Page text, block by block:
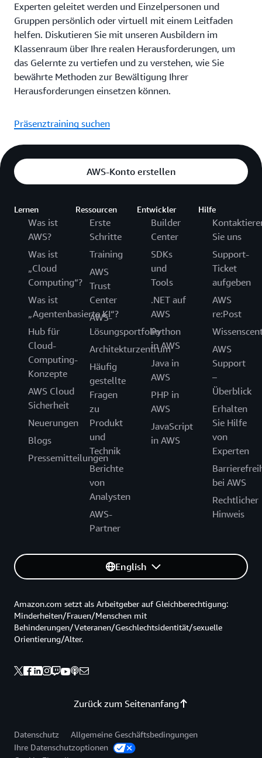
Experten geleitet werden und Einzelpersonen und
Gruppen persönlich oder virtuell mit einem Leitfaden
helfen. Diskutieren Sie mit unseren Ausbildern im
Klassenraum über Ihre realen Herausforderungen, um
das Gelernte zu vertiefen und zu verstehen, wie Sie
bewährte Methoden zur Bewältigung Ihrer
Herausforderungen einsetzen können.
Präsenztraining suchen
AWS-Konto erstellen
Lernen
Was ist
AWS?
Was ist
„Cloud
Computing“?
Was ist
„Agentenbasierte KI“?
Hub für
Cloud-
Computing-
Konzepte
AWS Cloud
Sicherheit
Neuerungen
Blogs
Pressemitteilungen
Ressourcen
Erste
Schritte
Training
AWS
Trust
Center
AWS-
Lösungsportfolio
Architekturzentrum
Häufig
gestellte
Fragen
zu
Produkt
und
Technik
Berichte
von
Analysten
AWS-
Partner
Entwickler
Builder
Center
SDKs
und
Tools
.NET auf
AWS
Python
in AWS
Java in
AWS
PHP in
AWS
JavaScript
in AWS
Hilfe
Sie uns
Support-
Ticket
aufgeben
AWS
re:Post
AWS
Support
–
Überblick
Erhalten
Sie Hilfe
von
Experten
bei AWS
Rechtlicher
Hinweis
English
Zurück zum Seitenanfang
Amazon.com setzt als Arbeitgeber auf Gleichberechtigung:
Minderheiten/Frauen/Menschen mit
Behinderungen/Veteranen/Geschlechtsidentität/sexuelle
Orientierung/Alter.
Datenschutz
Allgemeine Geschäftsbedingungen
Ihre Datenschutzoptionen